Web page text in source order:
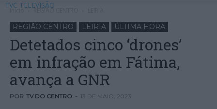
TVC TELEVISÃO
Início REGIÃO CENTRO
REGIÃO CENTRO LEIRIA ÚLTIMA HORA
Detetados cinco ‘drones’
em infração em Fátima,
avança a GNR
POR TV DO CENTRO - 13 DE MAIO, 2023